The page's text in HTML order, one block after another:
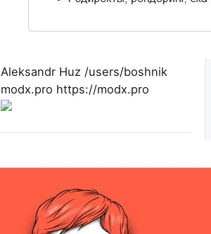
Aleksandr Huz /users/boshnik
modx.pro https://modx.pro